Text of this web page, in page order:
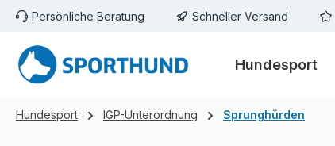
Hauptinhalt springen
Zur Suche springen
Zur Hauptnavigation springen
Persönliche Beratung Schneller Versand
Hundesport
Hundesport IGP-Unterordnung Sprunghürden